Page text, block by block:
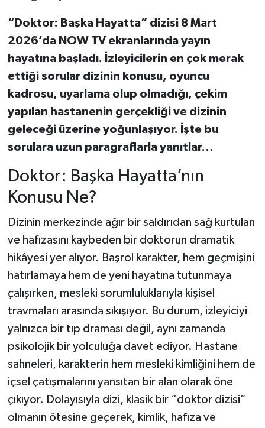
“Doktor: Başka Hayatta” dizisi 8 Mart
2026’da NOW TV ekranlarında yayın
hayatına başladı. İzleyicilerin en çok merak
ettiği sorular dizinin konusu, oyuncu
kadrosu, uyarlama olup olmadığı, çekim
yapılan hastanenin gerçekliği ve dizinin
geleceği üzerine yoğunlaşıyor. İşte bu
sorulara uzun paragraflarla yanıtlar…
Doktor: Başka Hayatta’nın
Konusu Ne?
Dizinin merkezinde ağır bir saldırıdan sağ kurtulan
ve hafızasını kaybeden bir doktorun dramatik
hikâyesi yer alıyor. Başrol karakter, hem geçmişini
hatırlamaya hem de yeni hayatına tutunmaya
çalışırken, mesleki sorumluluklarıyla kişisel
travmaları arasında sıkışıyor. Bu durum, izleyiciyi
yalnızca bir tıp draması değil, aynı zamanda
psikolojik bir yolculuğa davet ediyor. Hastane
sahneleri, karakterin hem mesleki kimliğini hem de
içsel çatışmalarını yansıtan bir alan olarak öne
çıkıyor. Dolayısıyla dizi, klasik bir “doktor dizisi”
olmanın ötesine geçerek, kimlik, hafıza ve